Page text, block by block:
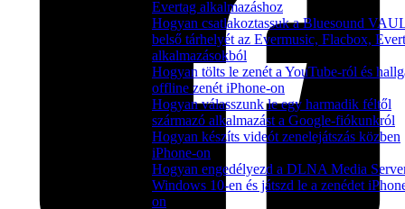
Evertag alkalmazáshoz
Hogyan csatlakoztassuk a Bluesound
belső tárhelyét az Evermusic, Flacbox,
alkalmazásokból
Hogyan tölts le zenét a YouTube-ról és
offline zenét iPhone-on
Hogyan válasszunk le egy harmadik féltől
származó alkalmazást a Google-fiókunkról
Hogyan készíts videót zenelejátszás közben
iPhone-on
Hogyan engedélyezd a DLNA Media
Windows 10-en és játszd le a zenédet
on